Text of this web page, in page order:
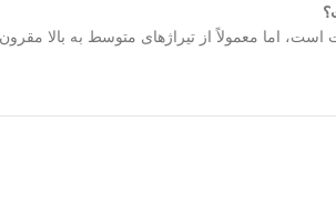
است، اما معمولاً از تیراژهای متوسط به بالا